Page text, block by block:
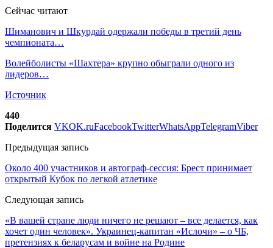
Сейчас читают
Шиманович и Шкурдай одержали победы в третий день
чемпионата…
Волейболисты «Шахтера» крупно обыграли одного из
лидеров…
Источник
440
Поделится VKOK.ruFacebookTwitterWhatsAppTelegramViber
Предыдущая запись
Около 400 участников и автограф-сессия: Брест принимает
открытый Кубок по легкой атлетике
Следующая запись
«В вашей стране люди ничего не решают – все делается, как
хочет один человек». Украинец-капитан «Ислочи» – о ЧБ,
претензиях к беларусам и войне на Родине